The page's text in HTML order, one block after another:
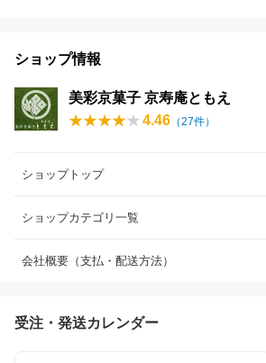
ショップ情報
美彩京菓子 京寿庵ともえ
4.46 （27件）
ショップトップ
ショップカテゴリ一覧
会社概要（支払・配送方法）
受注・発送カレンダー